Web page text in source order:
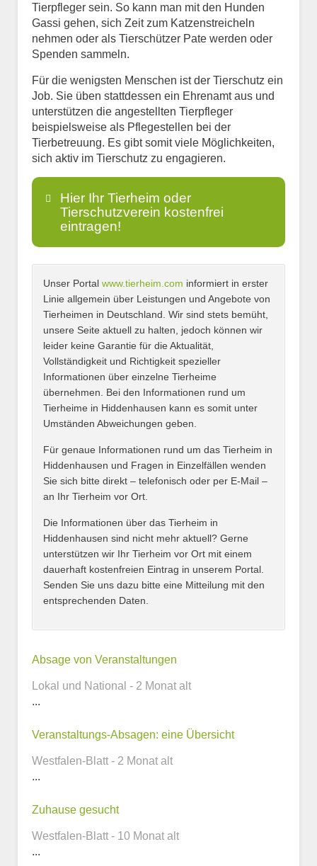
Tierpfleger sein. So kann man mit den Hunden
Gassi gehen, sich Zeit zum Katzenstreicheln
nehmen oder als Tierschützer Pate werden oder
Spenden sammeln.
Für die wenigsten Menschen ist der Tierschutz ein
Job. Sie üben stattdessen ein Ehrenamt aus und
unterstützen die angestellten Tierpfleger
beispielsweise als Pflegestellen bei der
Tierbetreuung. Es gibt somit viele Möglichkeiten,
sich aktiv im Tierschutz zu engagieren.
Hier Ihr Tierheim oder
Tierschutzverein kostenfrei
eintragen!
Name*
E-Mail*
Name des Tierheims*
Kontaktmöglichkeiten
Telefonnummer
Webseite
Unser Portal www.tierheim.com informiert in erster
Linie allgemein über Leistungen und Angebote von
Tierheimen in Deutschland. Wir sind stets bemüht,
unsere Seite aktuell zu halten, jedoch können wir
leider keine Garantie für die Aktualität,
Vollständigkeit und Richtigkeit spezieller
Informationen über einzelne Tierheime
übernehmen. Bei den Informationen rund um
Tierheime in Hiddenhausen kann es somit unter
Umständen Abweichungen geben.
Für genaue Informationen rund um das Tierheim in
Hiddenhausen und Fragen in Einzelfällen wenden
Sie sich bitte direkt – telefonisch oder per E-Mail –
an Ihr Tierheim vor Ort.
Die Informationen über das Tierheim in
Hiddenhausen sind nicht mehr aktuell? Gerne
unterstützen wir Ihr Tierheim vor Ort mit einem
dauerhaft kostenfreien Eintrag in unserem Portal.
Senden Sie uns dazu bitte eine Mitteilung mit den
entsprechenden Daten.
Absage von Veranstaltungen
Lokal und National - 2 Monat alt
...
Veranstaltungs-Absagen: eine Übersicht
Westfalen-Blatt - 2 Monat alt
...
Zuhause gesucht
Westfalen-Blatt - 10 Monat alt
...